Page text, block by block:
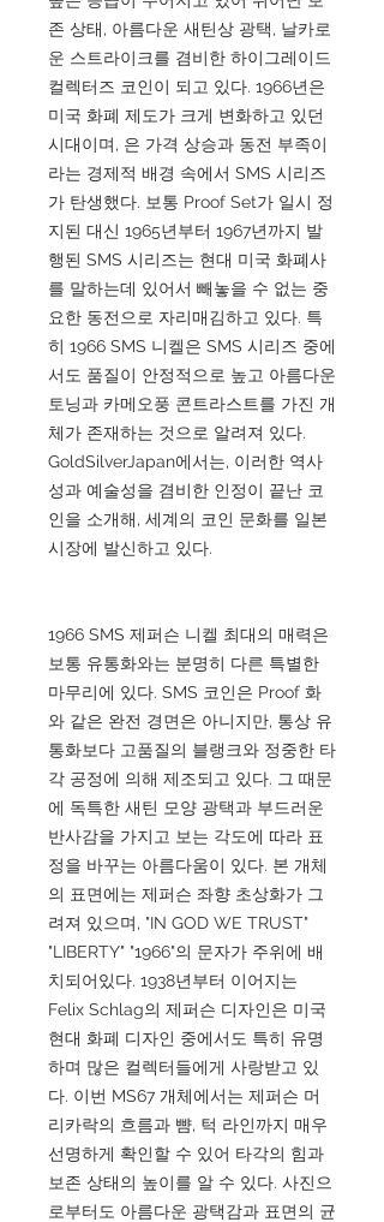
존 상태, 아름다운 새틴상 광택, 날카로
운 스트라이크를 겸비한 하이그레이드
컬렉터즈 코인이 되고 있다. 1966년은
미국 화폐 제도가 크게 변화하고 있던
시대이며, 은 가격 상승과 동전 부족이
라는 경제적 배경 속에서 SMS 시리즈
가 탄생했다. 보통 Proof Set가 일시 정
지된 대신 1965년부터 1967년까지 발
행된 SMS 시리즈는 현대 미국 화폐사
를 말하는데 있어서 빼놓을 수 없는 중
요한 동전으로 자리매김하고 있다. 특
히 1966 SMS 니켈은 SMS 시리즈 중에
서도 품질이 안정적으로 높고 아름다운
토닝과 카메오풍 콘트라스트를 가진 개
체가 존재하는 것으로 알려져 있다.
GoldSilverJapan에서는, 이러한 역사
성과 예술성을 겸비한 인정이 끝난 코
인을 소개해, 세계의 코인 문화를 일본
시장에 발신하고 있다.
1966 SMS 제퍼슨 니켈 최대의 매력은
보통 유통화와는 분명히 다른 특별한
마무리에 있다. SMS 코인은 Proof 화
와 같은 완전 경면은 아니지만, 통상 유
통화보다 고품질의 블랭크와 정중한 타
각 공정에 의해 제조되고 있다. 그 때문
에 독특한 새틴 모양 광택과 부드러운
반사감을 가지고 보는 각도에 따라 표
정을 바꾸는 아름다움이 있다. 본 개체
의 표면에는 제퍼슨 좌향 초상화가 그
려져 있으며, "IN GOD WE TRUST"
"LIBERTY" "1966"의 문자가 주위에 배
치되어있다. 1938년부터 이어지는
Felix Schlag의 제퍼슨 디자인은 미국
현대 화폐 디자인 중에서도 특히 유명
하며 많은 컬렉터들에게 사랑받고 있
다. 이번 MS67 개체에서는 제퍼슨 머
리카락의 흐름과 뺨, 턱 라인까지 매우
선명하게 확인할 수 있어 타각의 힘과
보존 상태의 높이를 알 수 있다. 사진으
로부터도 아름다운 광택감과 표면의 균